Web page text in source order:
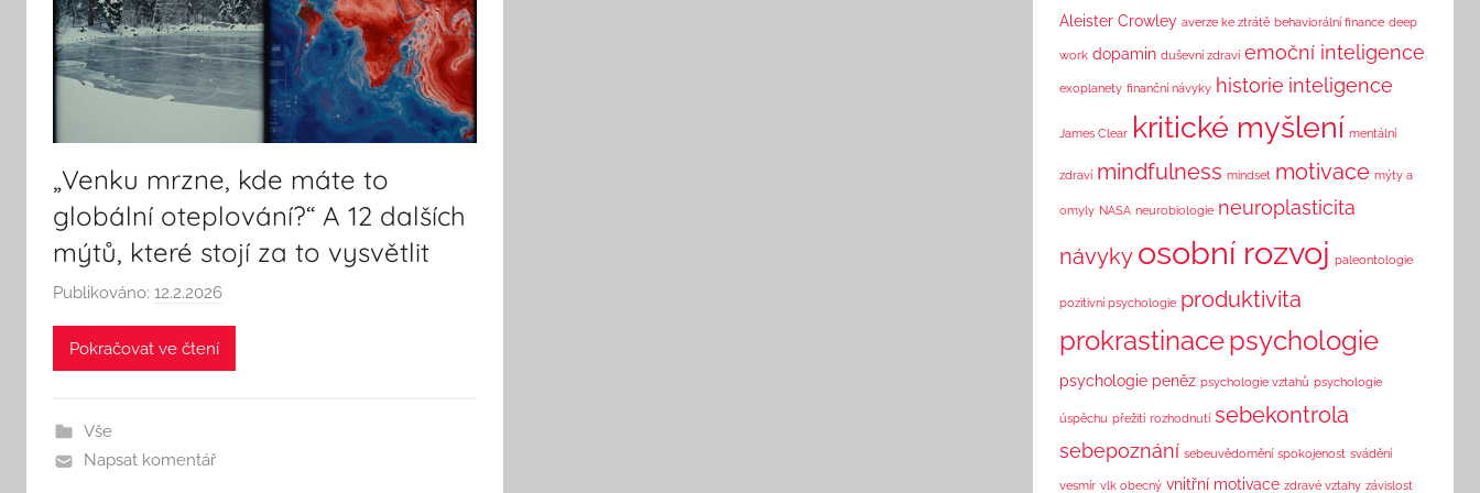
„Venku mrzne, kde máte to
globální oteplování?“ A 12 dalších
mýtů, které stojí za to vysvětlit
Publikováno: 12.2.2026
u
Pokračovat ve čtení
Vše
Napsat komentář
Aleister Crowley averze ke ztrátě behaviorální finance deep
work dopamin duševní zdraví emoční inteligence
exoplanety finanční návyky historie inteligence
James Clear kritické myšlení mentální
zdraví mindfulness mindset motivace mýty a
omyly NASA neurobiologie neuroplasticita
návyky osobní rozvoj paleontologie
pozitivní psychologie produktivita
prokrastinacepsychologie
psychologie peněz psychologie vztahů psychologie
úspěchu přežití rozhodnutí sebekontrola
sebepoznání sebeuvědomění spokojenost svádění
vesmír vlk obecný vnitřní motivace zdravé vztahy závislost